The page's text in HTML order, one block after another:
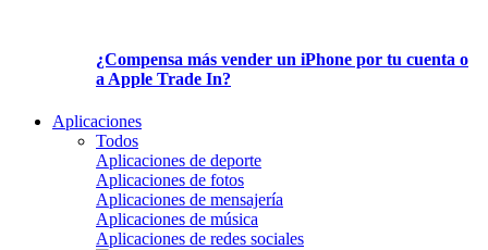
¿Compensa más vender un iPhone por tu cuenta o
a Apple Trade In?
Aplicaciones
Todos
Aplicaciones de deporte
Aplicaciones de fotos
Aplicaciones de mensajería
Aplicaciones de música
Aplicaciones de redes sociales